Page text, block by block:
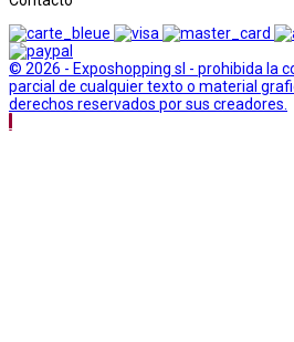
© 2026 - Exposhopping sl - prohibida la
parcial de cualquier texto o material
derechos reservados por sus creadores.